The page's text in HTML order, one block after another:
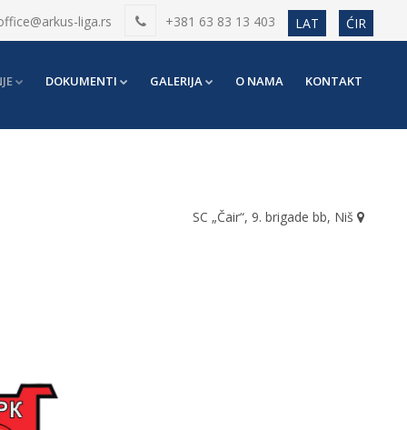
liga.rs +381 63 83 13 403 LAT ĆIR
DOKUMENTI GALERIJA O NAMA KONTAKT
SC „Čair“, 9. brigade bb, Niš